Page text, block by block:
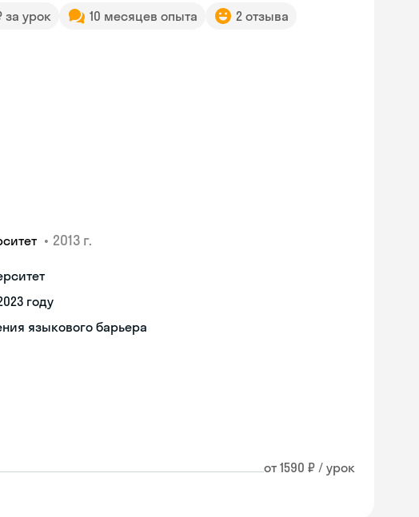
за урок 10 месяцев опыта 2 отзыва
• 2013 г.
году
языкового барьера
от 1590 ₽ / урок